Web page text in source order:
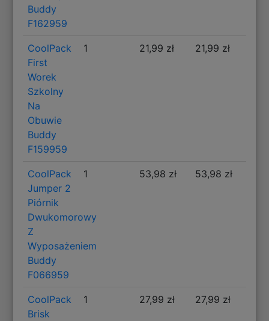
Buddy
F162959
CoolPack
First
Worek
Szkolny
Na
Obuwie
Buddy
F159959
1 21,99 zł 21,99 zł
CoolPack
Jumper 2
Piórnik
Dwukomorowy
Z
Wyposażeniem
Buddy
F066959
1 53,98 zł 53,98 zł
CoolPack
Brisk
1 27,99 zł 27,99 zł